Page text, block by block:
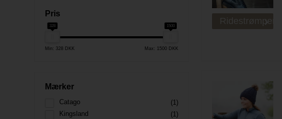
Pris
328 1500
Min: 328 DKK Max: 1500 DKK
Mærker
Catago
(1)
Kingsland
(1)
Ridestrømper